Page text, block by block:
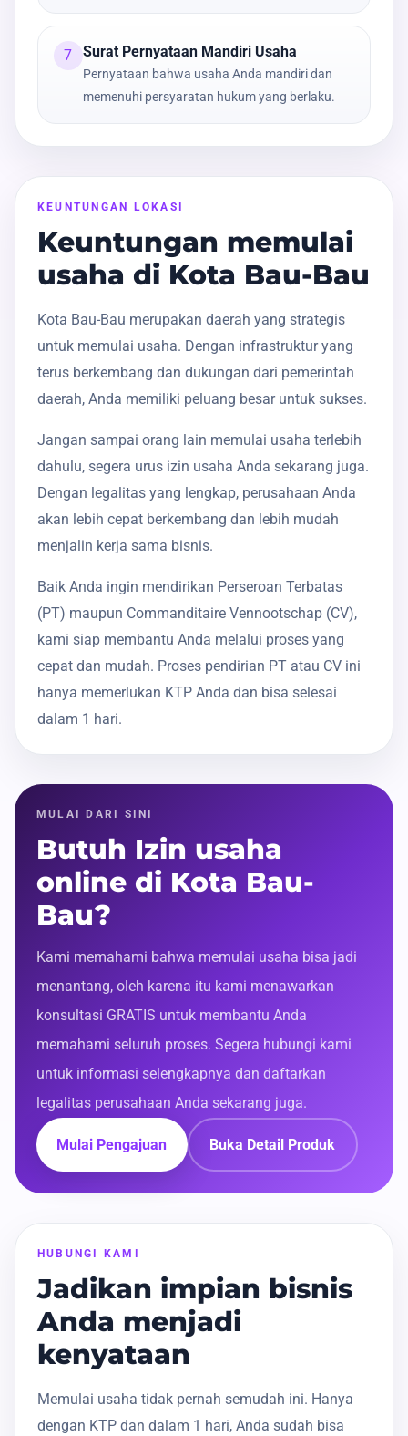
7 Surat Pernyataan Mandiri Usaha
Pernyataan bahwa usaha Anda mandiri dan
memenuhi persyaratan hukum yang berlaku.
KEUNTUNGAN LOKASI
Keuntungan memulai
usaha di Kota Bau-Bau
Kota Bau-Bau merupakan daerah yang strategis
untuk memulai usaha. Dengan infrastruktur yang
terus berkembang dan dukungan dari pemerintah
daerah, Anda memiliki peluang besar untuk sukses.
Jangan sampai orang lain memulai usaha terlebih
dahulu, segera urus izin usaha Anda sekarang juga.
Dengan legalitas yang lengkap, perusahaan Anda
akan lebih cepat berkembang dan lebih mudah
menjalin kerja sama bisnis.
Baik Anda ingin mendirikan Perseroan Terbatas
(PT) maupun Commanditaire Vennootschap (CV),
kami siap membantu Anda melalui proses yang
cepat dan mudah. Proses pendirian PT atau CV ini
hanya memerlukan KTP Anda dan bisa selesai
dalam 1 hari.
MULAI DARI SINI
Butuh Izin usaha
online di Kota Bau-
Bau?
Kami memahami bahwa memulai usaha bisa jadi
menantang, oleh karena itu kami menawarkan
konsultasi GRATIS untuk membantu Anda
memahami seluruh proses. Segera hubungi kami
untuk informasi selengkapnya dan daftarkan
legalitas perusahaan Anda sekarang juga.
Mulai Pengajuan Buka Detail Produk
HUBUNGI KAMI
Jadikan impian bisnis
Anda menjadi
kenyataan
Memulai usaha tidak pernah semudah ini. Hanya
dengan KTP dan dalam 1 hari, Anda sudah bisa